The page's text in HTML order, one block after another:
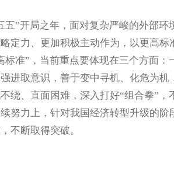
开局之年，面对复杂严峻的外部环
定力、更加积极主动作为，以更高标
准”，当前重点要体现在三个方面：
进取意识，善于变中寻机、化危为
绕、直面困难，深入打好“组合拳”
努力上，针对我国经济转型升级的
不断取得突破。